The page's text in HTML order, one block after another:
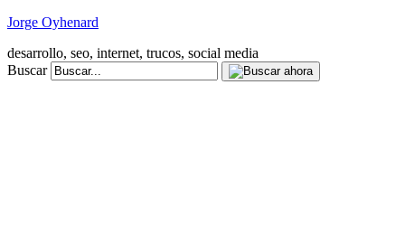
Jorge Oyhenard
desarrollo, seo, internet, trucos, social media
Buscar